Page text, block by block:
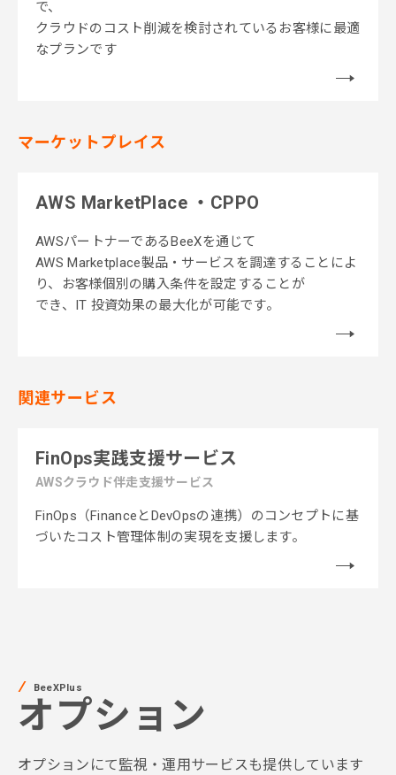
で、
クラウドのコスト削減を検討されているお客様に最適
なプランです
マーケットプレイス
AWS MarketPlace ・CPPO
AWSパートナーであるBeeXを通じて
AWSMarketplace製品・サービスを調達することによ
り、お客様個別の購入条件を設定することが
でき、IT 投資効果の最大化が可能です。
関連サービス
FinOps実践支援サービス
AWSクラウド伴走支援サービス
FinOps（FinanceとDevOpsの連携）のコンセ プトに基
づいたコスト管理体制の実現を支援し ます。
BeeXPlus
オプション
オプションにて監視・運用サービスも提供しています